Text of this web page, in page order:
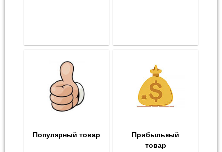
Популярный товар
Прибыльный
товар